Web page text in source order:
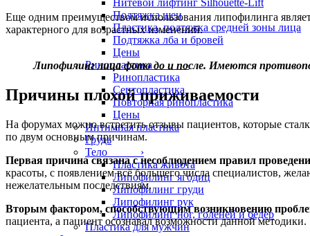
Нитевой лифтинг Silhouette-Lift
Подтяжка шеи
Пластика, подтяжка средней зоны лица
Подтяжка лба и бровей
Цены
Ринопластика ›
Ринопластика
Септопластика
Повторная ринопластика
Цены
Интимная пластика
Грудь
Тело ›
Пластика живота
Липофилинг ягодиц
Липофилинг груди
Липофилинг рук
Липофилинг ног, голеней и бедер
Пластика для мужчин
Еще одним преимуществом использования липофилинга
характерного для возрастных изменений.
Липофилинг лица фото до и после. Имеются
Причины плохой приживаемости
На форумах можно встретить отзывы пациентов, которые
по двум основным причинам.
Первая причина связана с несоблюдением правил
красоты, с появлением всё большего числа специалистов,
нежелательным последствиям.
Вторым фактором, способствующим возникновению
пациента, а пациент осознавал возможности данной методики.